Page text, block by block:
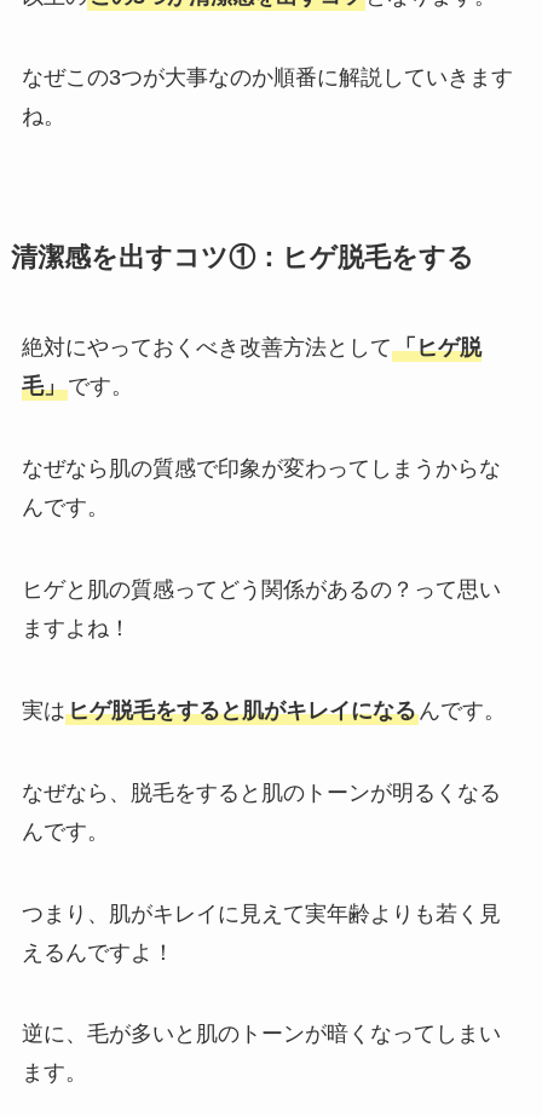
なぜこの3つが大事なのか順番に解説していきます
ね。
清潔感を出すコツ①：ヒゲ脱毛をする
絶対にやっておくべき改善方法として「ヒゲ脱
毛」です。
なぜなら肌の質感で印象が変わってしまうからな
んです。
ヒゲと肌の質感ってどう関係があるの？って思い
ますよね！
実はヒゲ脱毛をすると肌がキレイになるんです。
なぜなら、脱毛をすると肌のトーンが明るくなる
んです。
つまり、肌がキレイに見えて実年齢よりも若く見
えるんですよ！
逆に、毛が多いと肌のトーンが暗くなってしまい
ます。